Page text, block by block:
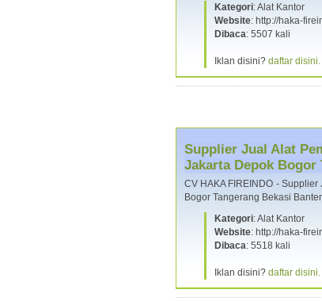
Kategori: Alat Kantor
Website: http://haka-
Dibaca: 5507 kali
Iklan disini? daftar disini.
Supplier Jual Alat
Jakarta Depok Bogor
CV HAKA FIREINDO -
Bogor Tangerang Bekasi
Kategori: Alat Kantor
Website: http://haka-
Dibaca: 5518 kali
Iklan disini? daftar disini.